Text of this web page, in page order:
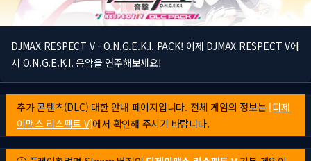
DJMAX RESPECT V - O.N.G.E.K.I. PACK! 이제 DJMAX RESPECT V에
서 O.N.G.E.K.I. 음악을 연주해보세요!
추가 콘텐츠(DLC) 대한 안내 페이지입니다. 전체 게임의 정보는 [디제
이맥스 리스펙트 V]에서 확인해 주시기 바랍니다.